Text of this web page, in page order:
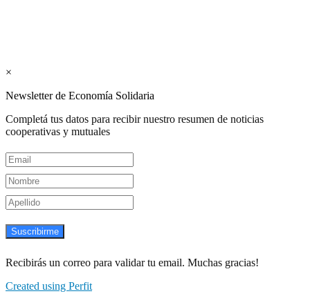
×
Newsletter de Economía Solidaria
Completá tus datos para recibir nuestro resumen de noticias
cooperativas y mutuales
Suscribirme
Recibirás un correo para validar tu email. Muchas gracias!
Created using Perfit